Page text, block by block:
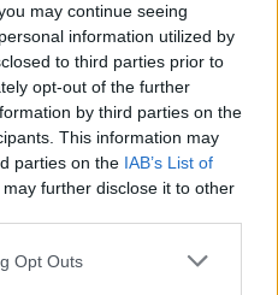
may continue seeing
information utilized by
to third parties prior to
opt-out of the further
by third parties on the
This information may
parties on the IAB’s List of
may further disclose it to other
Opt Outs